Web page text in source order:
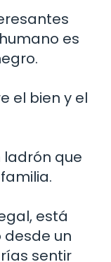
es
el bien y el
ladrón que
está
un
sentir